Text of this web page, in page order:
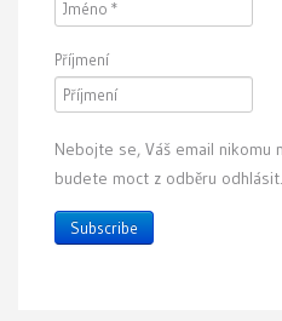
Příjmení
Nebojte se, Váš email nikomu
budete moct z odběru odhlásit.
Subscribe